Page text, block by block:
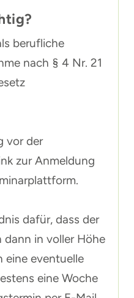
berufliche
nach § 4 Nr. 21
vor der
zur Anmeldung
dafür, dass der
dann in voller Höhe
eine eventuelle
eine Woche